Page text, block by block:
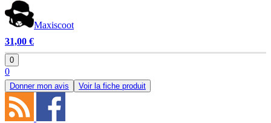
Maxiscoot
31,00 €
0
0
Donner mon avis Voir la fiche produit